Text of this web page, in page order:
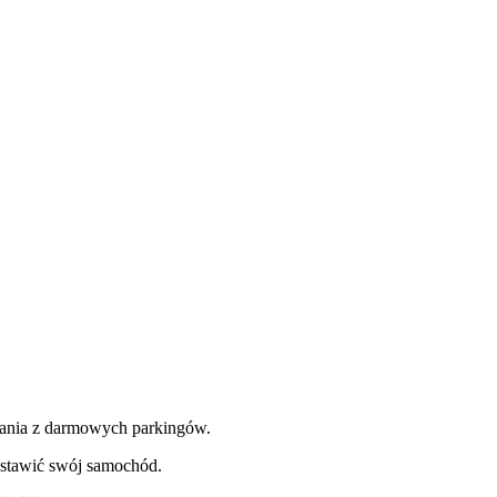
z darmowych parkingów.
swój samochód.